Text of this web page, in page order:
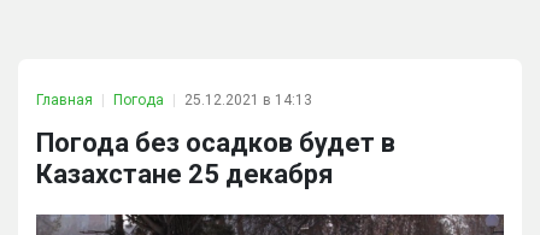
Главная Погода 25.12.2021 в 14:13
Погода без осадков будет в
Казахстане 25 декабря